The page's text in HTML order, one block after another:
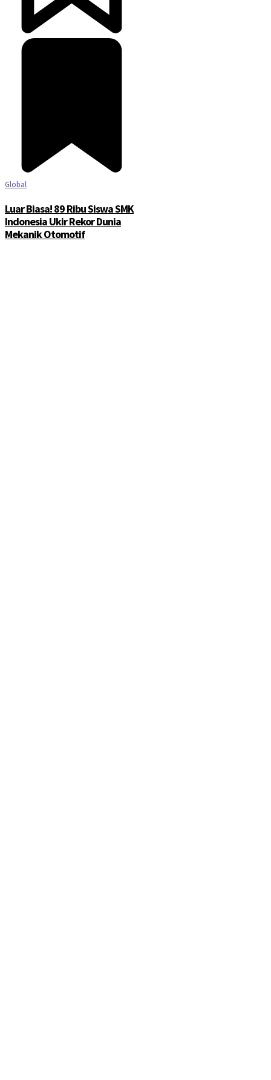
Global
Luar Biasa! 89 Ribu Siswa SMK
Indonesia Ukir Rekor Dunia
Mekanik Otomotif